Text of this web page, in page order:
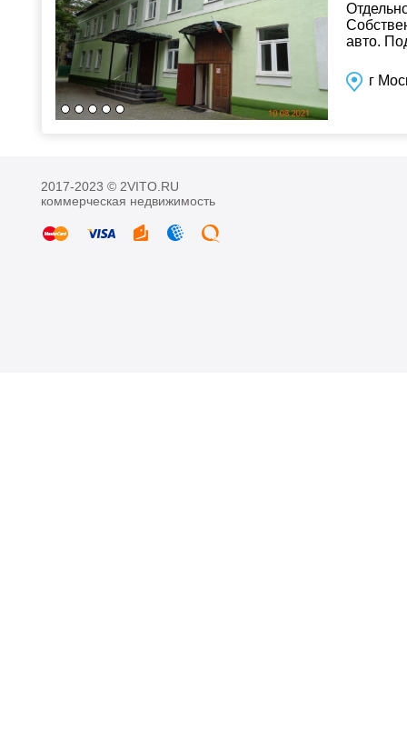
авто.
г
2017-2023 © 2VITO.RU
коммерческая недвижимость